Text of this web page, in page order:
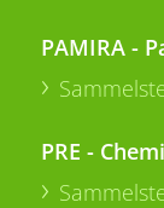
PAMIRA -
PRE -